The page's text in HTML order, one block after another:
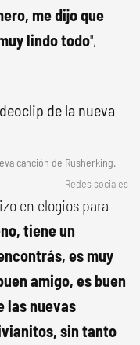
me dijo que
lindo todo",
canción de Rusherking.
Redes sociales
en elogios para
tiene un
es muy
amigo, es buen
las nuevas
sin tanto